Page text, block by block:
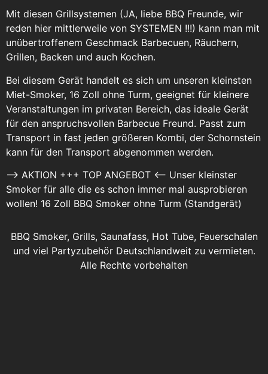
Mit diesen Grillsystemen (JA, liebe BBQ Freunde, wir
reden hier mittlerweile von SYSTEMEN !!!) kann man mit
unübertroffenem Geschmack Barbecuen, Räuchern,
Grillen, Backen und auch Kochen.
Bei diesem Gerät handelt es sich um unseren kleinsten
Miet-Smoker, 16 Zoll ohne Turm, geeignet für kleinere
Veranstaltungen im privaten Bereich, das ideale Gerät
für den anspruchsvollen Barbecue Freund. Passt zum
Transport in fast jeden größeren Kombi, der Schornstein
kann für den Transport abgenommen werden.
–> AKTION +++ TOP ANGEBOT <-- Unser kleinster
Smoker für alle die es schon immer mal ausprobieren
wollen! 16 Zoll BBQ Smoker ohne Turm (Standgerät)
BBQ Smoker, Grills, Saunafass, Hot Tube, Feuerschalen
und viel Partyzubehör Deutschlandweit zu vermieten.
Alle Rechte vorbehalten